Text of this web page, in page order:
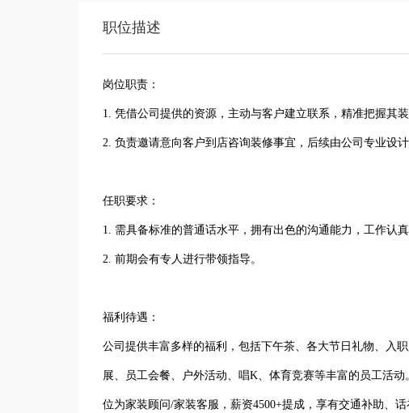
职位描述
岗位职责：
1. 凭借公司提供的资源，主动与客户建立联系，精准把握其
2. 负责邀请意向客户到店咨询装修事宜，后续由公司专业设
任职要求：
1. 需具备标准的普通话水平，拥有出色的沟通能力，工作认真
2. 前期会有专人进行带领指导。
福利待遇：
公司提供丰富多样的福利，包括下午茶、各大节日礼物、入
展、员工会餐、户外活动、唱K、体育竞赛等丰富的员工活
位为家装顾问/家装客服，薪资4500+提成，享有交通补助、